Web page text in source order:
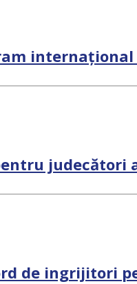
judecători
de ingrijitori